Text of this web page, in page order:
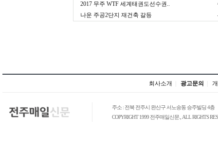
2017 무주 WTF 세계태권도선수권..
나운 주공2단지 재건축 갈등
회사소개 광고문의
주소 : 전북 전주시 완산구 서노송동 승주빌딩 4층
COPYRIGHT 1999 전주매일신문., ALL RIGHTS